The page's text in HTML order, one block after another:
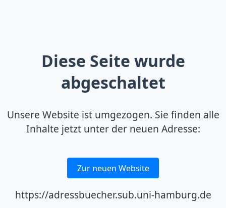
Diese Seite wurde
abgeschaltet
Unsere Website ist umgezogen. Sie finden alle
Inhalte jetzt unter der neuen Adresse:
Zur neuen Website
https://adressbuecher.sub.uni-hamburg.de